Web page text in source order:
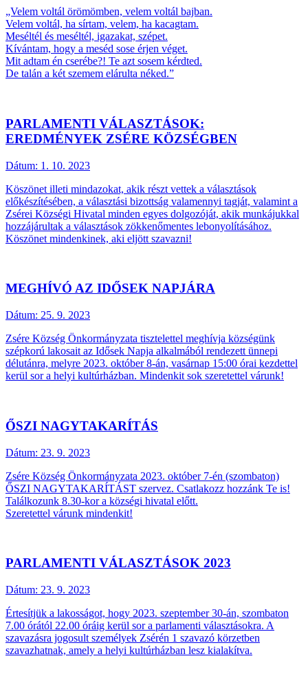
„Velem voltál örömömben, velem voltál bajban.
Velem voltál, ha sírtam, velem, ha kacagtam.
Meséltél és meséltél, igazakat, szépet.
Kívántam, hogy a meséd sose érjen véget.
Mit adtam én cserébe?! Te azt sosem kérdted.
De talán a két szemem elárulta néked.”
PARLAMENTI VÁLASZTÁSOK:
EREDMÉNYEK ZSÉRE KÖZSÉGBEN
Dátum: 1. 10. 2023
Köszönet illeti mindazokat, akik részt vettek a választások
előkészítésében, a választási bizottság valamennyi tagját, valamint a
Zsérei Községi Hivatal minden egyes dolgozóját, akik munkájukkal
hozzájárultak a választások zökkenőmentes lebonyolításához.
Köszönet mindenkinek, aki eljött szavazni!
MEGHÍVÓ AZ IDŐSEK NAPJÁRA
Dátum: 25. 9. 2023
Zsére Község Önkormányzata tisztelettel meghívja községünk
szépkorú lakosait az Idősek Napja alkalmából rendezett ünnepi
délutánra, melyre 2023. október 8-án, vasárnap 15:00 órai kezdettel
kerül sor a helyi kultúrházban. Mindenkit sok szeretettel várunk!
ŐSZI NAGYTAKARÍTÁS
Dátum: 23. 9. 2023
Zsére Község Önkormányzata 2023. október 7-én (szombaton)
ŐSZI NAGYTAKARÍTÁST szervez. Csatlakozz hozzánk Te is!
Találkozunk 8.30-kor a községi hivatal előtt.
Szeretettel várunk mindenkit!
PARLAMENTI VÁLASZTÁSOK 2023
Dátum: 23. 9. 2023
Értesítjük a lakosságot, hogy 2023. szeptember 30-án, szombaton
7.00 órától 22.00 óráig kerül sor a parlamenti választásokra. A
szavazásra jogosult személyek Zsérén 1 szavazó körzetben
szavazhatnak, amely a helyi kultúrházban lesz kialakítva.